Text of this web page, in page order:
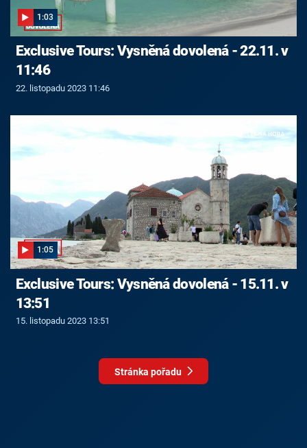
1:03
Exclusive Tours: Vysněná dovolená - 22.11. v
11:46
22. listopadu 2023 11:46
1:05
Exclusive Tours: Vysněná dovolená - 15.11. v
13:51
15. listopadu 2023 13:51
Stránka pořadu